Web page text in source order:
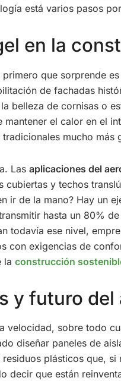
está varios pasos
en la
primero que sorprende
de fachadas
belleza de cornisas o
mantener el calor en el
mucho más
Las aplicaciones del
y techos
ir de la mano? Hay un
hasta un 80%
todavía ese nivel,
con exigencias de
la construcción
y futuro del
velocidad, sobre todo
diseñar paneles de
plásticos que,
decir que están